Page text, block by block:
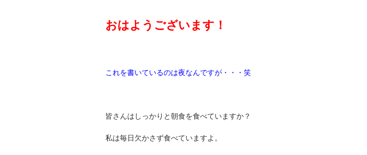
おはようございます！
これを書いているのは夜なんですが・・・笑
皆さんはしっかりと朝食を食べていますか？
私は毎日欠かさず食べていますよ。